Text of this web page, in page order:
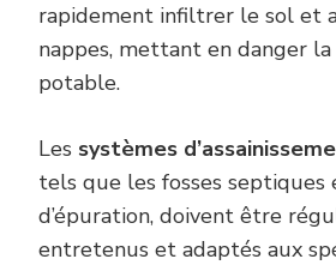
rapidement infiltrer le sol et
nappes, mettant en danger la
potable.
Les systèmes
tels que les fosses septiques
d’épuration, doivent être
entretenus et adaptés aux